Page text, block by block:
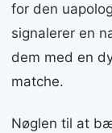
for den
signalerer en
dem med en
matche.
Nøglen til at